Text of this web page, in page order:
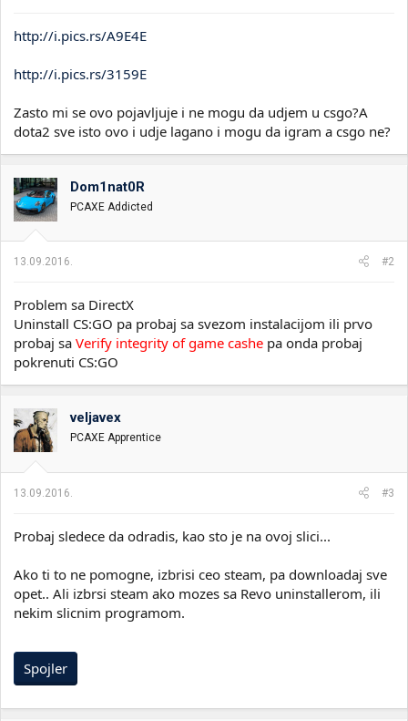
m
http://i.pics.rs/A9E4E
http://i.pics.rs/3159E
Zasto mi se ovo pojavljuje i ne mogu da udjem u csgo?A
dota2 sve isto ovo i udje lagano i mogu da igram a csgo ne?
Dom1nat0R
PCAXE Addicted
13.09.2016. #2
Problem sa DirectX
Uninstall CS:GO pa probaj sa svezom instalacijom ili prvo
probaj sa Verify integrity of game cashe pa onda probaj
pokrenuti CS:GO
veljavex
PCAXE Apprentice
13.09.2016. #3
Probaj sledece da odradis, kao sto je na ovoj slici...
Ako ti to ne pomogne, izbrisi ceo steam, pa downloadaj sve
opet.. Ali izbrsi steam ako mozes sa Revo uninstallerom, ili
nekim slicnim programom.
Spojler